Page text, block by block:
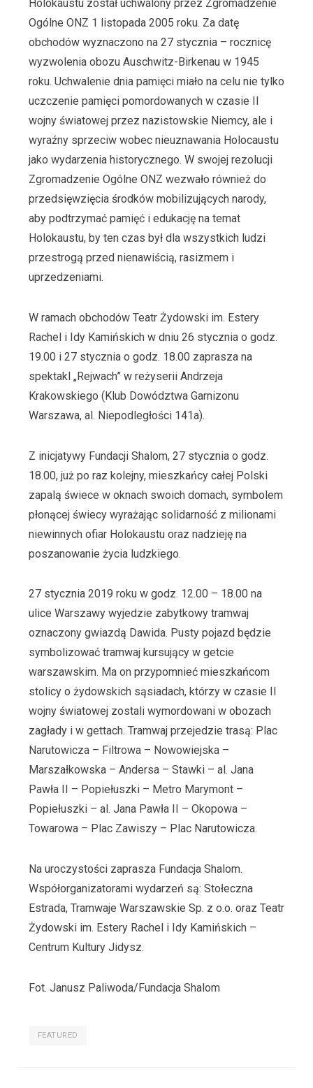
Holokaustu został uchwalony przez Zgromadzenie
Ogólne ONZ 1 listopada 2005 roku. Za datę
obchodów wyznaczono na 27 stycznia – rocznicę
wyzwolenia obozu Auschwitz-Birkenau w 1945
roku. Uchwalenie dnia pamięci miało na celu nie tylko
uczczenie pamięci pomordowanych w czasie II
wojny światowej przez nazistowskie Niemcy, ale i
wyraźny sprzeciw wobec nieuznawania Holocaustu
jako wydarzenia historycznego. W swojej rezolucji
Zgromadzenie Ogólne ONZ wezwało również do
przedsięwzięcia środków mobilizujących narody,
aby podtrzymać pamięć i edukację na temat
Holokaustu, by ten czas był dla wszystkich ludzi
przestrogą przed nienawiścią, rasizmem i
uprzedzeniami.
W ramach obchodów Teatr Żydowski im. Estery
Rachel i Idy Kamińskich w dniu 26 stycznia o godz.
19.00 i 27 stycznia o godz. 18.00 zaprasza na
spektakl „Rejwach” w reżyserii Andrzeja
Krakowskiego (Klub Dowództwa Garnizonu
Warszawa, al. Niepodległości 141a).
Z inicjatywy Fundacji Shalom, 27 stycznia o godz.
18.00, już po raz kolejny, mieszkańcy całej Polski
zapalą świece w oknach swoich domach, symbolem
płonącej świecy wyrażając solidarność z milionami
niewinnych ofiar Holokaustu oraz nadzieję na
poszanowanie życia ludzkiego.
27 stycznia 2019 roku w godz. 12.00 – 18.00 na
ulice Warszawy wyjedzie zabytkowy tramwaj
oznaczony gwiazdą Dawida. Pusty pojazd będzie
symbolizować tramwaj kursujący w getcie
warszawskim. Ma on przypomnieć mieszkańcom
stolicy o żydowskich sąsiadach, którzy w czasie II
wojny światowej zostali wymordowani w obozach
zagłady i w gettach. Tramwaj przejedzie trasą: Plac
Narutowicza – Filtrowa – Nowowiejska –
Marszałkowska – Andersa – Stawki – al. Jana
Pawła II – Popiełuszki – Metro Marymont –
Popiełuszki – al. Jana Pawła II – Okopowa –
Towarowa – Plac Zawiszy – Plac Narutowicza.
Na uroczystości zaprasza Fundacja Shalom.
Współorganizatorami wydarzeń są: Stołeczna
Estrada, Tramwaje Warszawskie Sp. z o.o. oraz Teatr
Żydowski im. Estery Rachel i Idy Kamińskich –
Centrum Kultury Jidysz.
Fot. Janusz Paliwoda/Fundacja Shalom
FEATURED